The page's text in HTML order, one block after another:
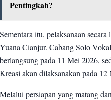
Pentingkah?
Sementara itu, pelaksanaan
Yuana Cianjur. Cabang Solo
berlangsung pada 11 Mei 2026,
Kreasi akan dilaksanakan pada 12
Melalui persiapan yang matang